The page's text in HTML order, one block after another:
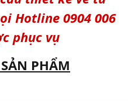
Hotline 0904 006
phục vụ
PHẨM